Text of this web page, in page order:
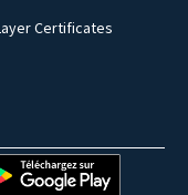
Certificates